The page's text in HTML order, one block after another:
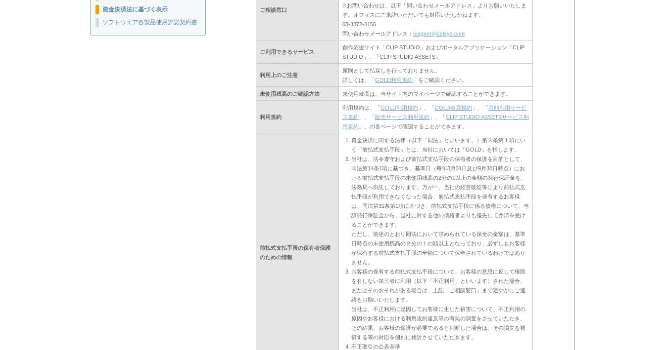
資金決済法に基づく表示
ソフトウェア各製品使用許諾契約書
ご相談窓口
※お問い合わせは、以下「問い合わせメールアドレス」よりお願いいたしま
す。オフィスにご来訪いただいても対応いたしかねます。
03-3372-3156
問い合わせメールアドレス： support@celsys.com
ご利用できるサービス
創作応援サイト「CLIP STUDIO」およびポータルアプリケーション「CLIP
STUDIO」、「CLIP STUDIO ASSETS」
利用上のご注意
原則として払戻しを行っておりません。
詳しくは、「GOLD利用規約 」をご確認ください。
未使用残高のご確認方法 未使用残高は、当サイト内のマイページで確認することができます。
利用規約
利用規約は、「GOLD利用規約 」、「GOLD会員規約 」、「 月額利用サービ
ス規約 」、「販売サービス利用規約 」、「CLIP STUDIO ASSETSサービス利
用規約 」、の各ページで確認することができます。
前払式支払手段の保有者保護
のための情報
資金決済に関する法律（以下「同法」といいます。）第３条第１項にい
う「前払式支払手段」とは、当社においては「GOLD」を指します。
当社は、法令遵守および前払式支払手段の保有者の保護を目的として、
同法第14条1項に基づき、基準日（毎年3月31日及び9月30日時点）にお
ける前払式支払手段の未使用残高の2分の1以上の金額の発行保証金を、
法務局へ供託しております。万が一、当社の経営破綻等により前払式支
払手段が利用できなくなった場合、前払式支払手段を保有するお客様
は、同法第31条第1項に基づき、前払式支払手段に係る債権について、当
該発行保証金から、当社に対する他の債権者よりも優先して弁済を受け
ることができます。
ただし、前述のとおり同法において求められている保全の金額は、基準
日時点の未使用残高の２分の１の額以上となっており、必ずしもお客様
が保有する前払式支払手段の全額について保全されているわけではあり
ません。
お客様の保有する前払式支払手段について、お客様の意思に反して権限
を有しない第三者に利用（以下「不正利用」といいます）された場合、
またはそのおそれがある場合は、上記「ご相談窓口」まで速やかにご連
絡をお願いいたします。
当社は、不正利用に起因してお客様に生じた損害について、不正利用の
原因やお客様における利用規約違反等の有無の調査をさせていただき、
その結果、お客様の保護が必要であると判断した場合は、その損失を補
償する等の対応を個別に検討させていただきます。
不正取引の公表基準